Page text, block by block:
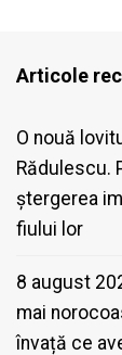
Articole
O nouă
Rădulescu.
ștergerea
fiului lor
8 august
mai
învață ce